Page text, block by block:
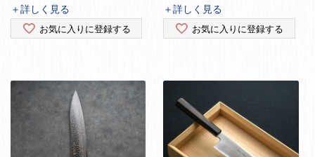
＋詳しく見る
お気に入りに登録する
＋詳しく見る
お気に入りに登録する